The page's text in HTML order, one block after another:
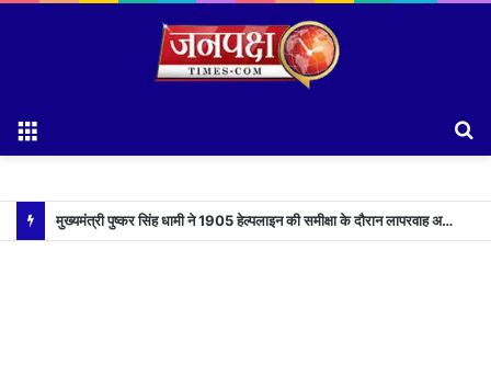
मुख्यमंत्री पुष्कर सिंह धामी ने 1905 हेल्पलाइन की समीक्षा के दौरान लापरवाह अधिकारियों को लगाई फटकार